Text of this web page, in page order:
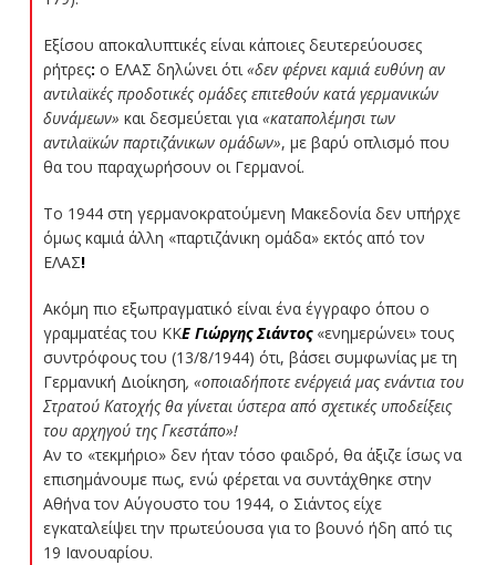
Εξίσου αποκαλυπτικές είναι κάποιες δευτερεύουσες
ρήτρες: ο ΕΛΑΣ δηλώνει ότι«δεν φέρνει καμιά ευθύνη αν
αντιλαϊκές προδοτικές ομάδες επιτεθούν κατά γερμανικών
δυνάμεων» και δεσμεύεται για «καταπολέμησι των
αντιλαϊκών παρτιζάνικων ομάδων», με βαρύ οπλισμό που
θα του παραχωρήσουν οι Γερμανοί.
Το 1944 στη γερμανοκρατούμενη Μακεδονία δεν υπήρχε
όμως καμιά άλλη «παρτιζάνικη ομάδα» εκτός από τον
ΕΛΑΣ!
Ακόμη πιο εξωπραγματικό είναι ένα έγγραφο όπου ο
γραμματέας του ΚΚΕ Γιώργης Σιάντος«ενημερώνει» τους
συντρόφους του (13/8/1944) ότι, βάσει συμφωνίας με τη
Γερμανική Διοίκηση, «οποιαδήποτε ενέργειά μας ενάντια του
Στρατού Κατοχής θα γίνεται ύστερα από σχετικές υποδείξεις
του αρχηγού της Γκεστάπο»!
Αν το «τεκμήριο» δεν ήταν τόσο φαιδρό, θα άξιζε ίσως να
επισημάνουμε πως, ενώ φέρεται να συντάχθηκε στην
Αθήνα τον Αύγουστο του 1944, ο Σιάντος είχε
εγκαταλείψει την πρωτεύουσα για το βουνό ήδη από τις
19 Ιανουαρίου.